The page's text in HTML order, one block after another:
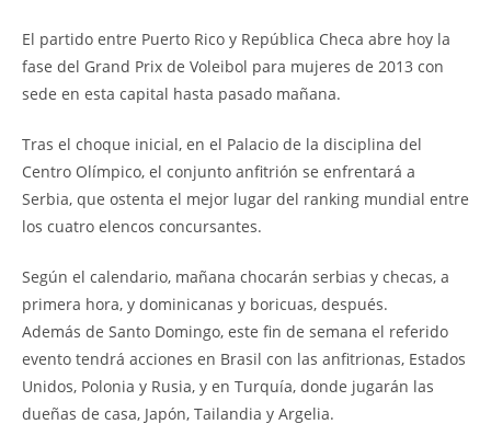
El partido entre Puerto Rico y República Checa abre hoy la
fase del Grand Prix de Voleibol para mujeres de 2013 con
sede en esta capital hasta pasado mañana.
Tras el choque inicial, en el Palacio de la disciplina del
Centro Olímpico, el conjunto anfitrión se enfrentará a
Serbia, que ostenta el mejor lugar del ranking mundial entre
los cuatro elencos concursantes.
Según el calendario, mañana chocarán serbias y checas, a
primera hora, y dominicanas y boricuas, después.
Además de Santo Domingo, este fin de semana el referido
evento tendrá acciones en Brasil con las anfitrionas, Estados
Unidos, Polonia y Rusia, y en Turquía, donde jugarán las
dueñas de casa, Japón, Tailandia y Argelia.